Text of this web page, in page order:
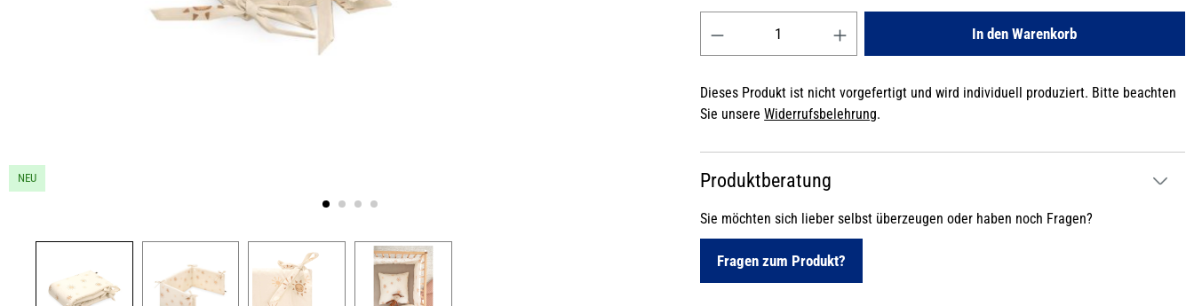
NEU
In den Warenkorb
Dieses Produkt ist nicht vorgefertigt und wird individuell produziert. Bitte beachten
Sie unsereWiderrufsbelehrung.
Produktberatung
Sie möchten sich lieber selbst überzeugen oder haben noch Fragen?
Fragen zum Produkt?